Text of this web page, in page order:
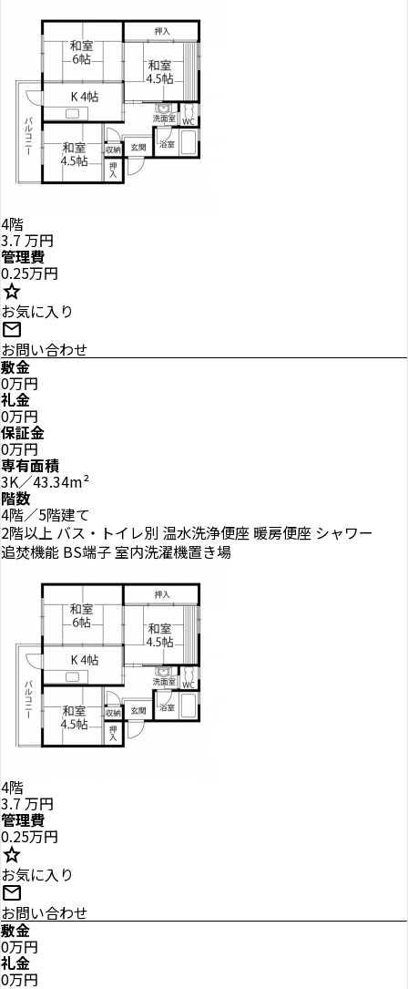
4階
3.7 万円
管理費
0.25万円
star
お気に入り
mail
お問い合わせ
敷金
0万円
礼金
0万円
保証金
0万円
専有面積
3K／43.34m²
階数
4階／5階建て
2階以上 バス・トイレ別 温水洗浄便座 暖房便座 シャワー
追焚機能 BS端子室内洗濯機置き場
4階
3.7 万円
管理費
0.25万円
star
お気に入り
mail
お問い合わせ
敷金
0万円
礼金
0万円